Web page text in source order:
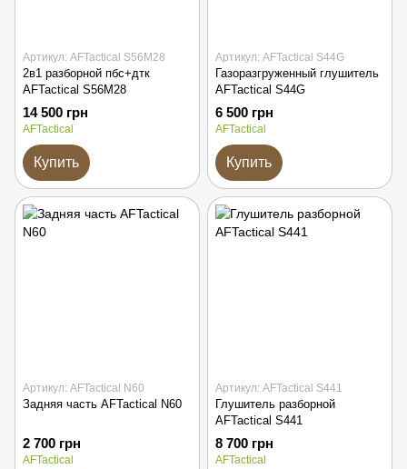
Артикул: AFTactical S56M28
2в1 разборной пбс+дтк
AFTactical S56M28
14 500 грн
AFTactical
Купить
Артикул: AFTactical S44G
Газоразгруженный глушитель
AFTactical S44G
6 500 грн
AFTactical
Купить
Артикул: AFTactical N60
Задняя часть AFTactical N60
2 700 грн
AFTactical
Артикул: AFTactical S441
Глушитель разборной
AFTactical S441
8 700 грн
AFTactical